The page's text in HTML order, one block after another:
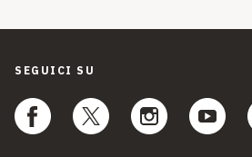
SEGUICI SU